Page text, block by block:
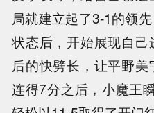
局就建立起了3-1的领
状态后，开始展现自
后的快劈长，让平野
连得7分之后，小魔王